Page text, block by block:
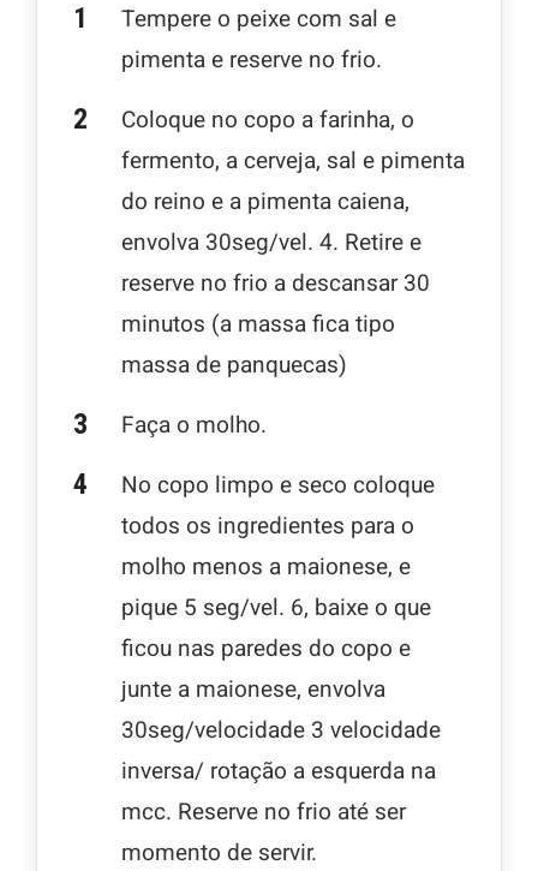
Tempere o peixe com sal e
pimenta e reserve no frio.
Coloque no copo a farinha, o
fermento, a cerveja, sal e pimenta
do reino e a pimenta caiena,
envolva 30seg/vel. 4. Retire e
reserve no frio a descansar 30
minutos (a massa fica tipo
massa de panquecas)
Faça o molho.
No copo limpo e seco coloque
todos os ingredientes para o
molho menos a maionese, e
pique 5 seg/vel. 6, baixe o que
ficou nas paredes do copo e
junte a maionese, envolva
30seg/velocidade 3 velocidade
inversa/ rotação a esquerda na
mcc. Reserve no frio até ser
momento de servir.